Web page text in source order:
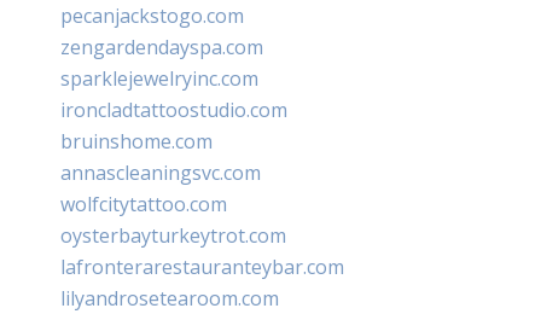
pecanjackstogo.com
zengardendayspa.com
sparklejewelryinc.com
ironcladtattoostudio.com
bruinshome.com
annascleaningsvc.com
wolfcitytattoo.com
oysterbayturkeytrot.com
lafronterarestauranteybar.com
lilyandrosetearoom.com